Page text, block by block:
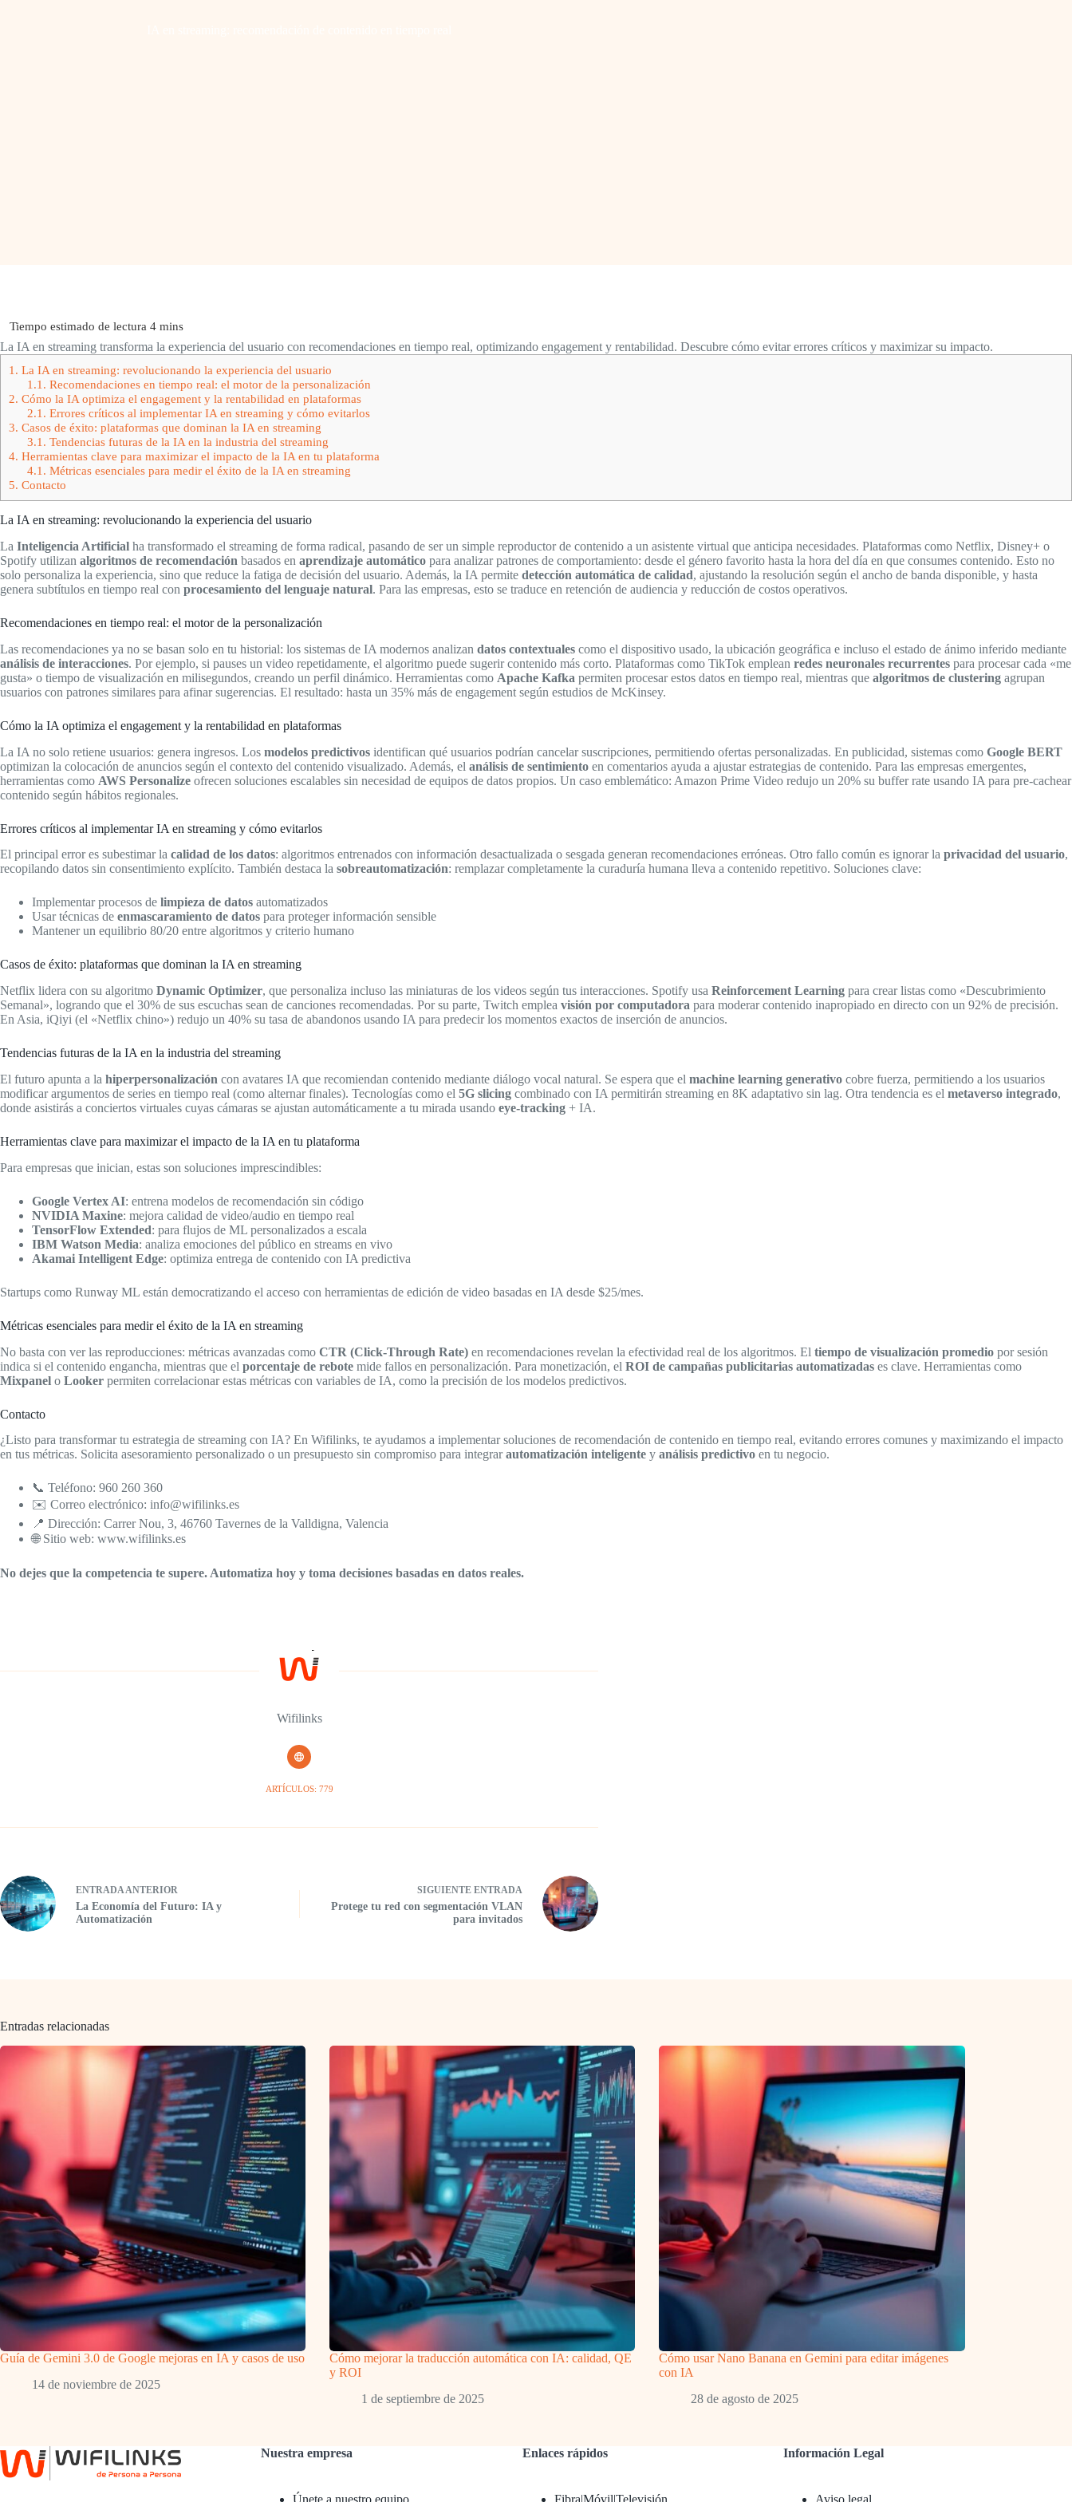
La IA en streaming transforma la experiencia del usuario con recomendaciones en tiempo real, optimizando engagement y rentabilidad. Descubre cómo evitar errores críticos y maximizar su impacto.
1. La IA en streaming: revolucionando la experiencia del usuario
1.1. Recomendaciones en tiempo real: el motor de la personalización
2. Cómo la IA optimiza el engagement y la rentabilidad en plataformas
2.1. Errores críticos al implementar IA en streaming y cómo evitarlos
3. Casos de éxito: plataformas que dominan la IA en streaming
3.1. Tendencias futuras de la IA en la industria del streaming
4. Herramientas clave para maximizar el impacto de la IA en tu plataforma
4.1. Métricas esenciales para medir el éxito de la IA en streaming
5. Contacto
La IA en streaming: revolucionando la experiencia del usuario
La Inteligencia Artificial ha transformado el streaming de forma radical, pasando de ser un simple reproductor de contenido a un asistente virtual que anticipa necesidades. Plataformas como Netflix, Disney+ o
Spotify utilizan algoritmos de recomendación basados en aprendizaje automático para analizar patrones de comportamiento: desde el género favorito hasta la hora del día en que consumes contenido. Esto no
solo personaliza la experiencia, sino que reduce la fatiga de decisión del usuario. Además, la IA permite detección automática de calidad, ajustando la resolución según el ancho de banda disponible, y hasta
genera subtítulos en tiempo real con procesamiento del lenguaje natural. Para las empresas, esto se traduce en retención de audiencia y reducción de costos operativos.
Recomendaciones en tiempo real: el motor de la personalización
Las recomendaciones ya no se basan solo en tu historial: los sistemas de IA modernos analizan datos contextuales como el dispositivo usado, la ubicación geográfica e incluso el estado de ánimo inferido mediante
análisis de interacciones. Por ejemplo, si pauses un video repetidamente, el algoritmo puede sugerir contenido más corto. Plataformas como TikTok emplean redes neuronales recurrentes para procesar cada «me
gusta» o tiempo de visualización en milisegundos, creando un perfil dinámico. Herramientas como Apache Kafka permiten procesar estos datos en tiempo real, mientras que algoritmos de clustering agrupan
usuarios con patrones similares para afinar sugerencias. El resultado: hasta un 35% más de engagement según estudios de McKinsey.
Cómo la IA optimiza el engagement y la rentabilidad en plataformas
La IA no solo retiene usuarios: genera ingresos. Los modelos predictivos identifican qué usuarios podrían cancelar suscripciones, permitiendo ofertas personalizadas. En publicidad, sistemas como Google BERT
optimizan la colocación de anuncios según el contexto del contenido visualizado. Además, el análisis de sentimiento en comentarios ayuda a ajustar estrategias de contenido. Para las empresas emergentes,
herramientas como AWS Personalize ofrecen soluciones escalables sin necesidad de equipos de datos propios. Un caso emblemático: Amazon Prime Video redujo un 20% su buffer rate usando IA para pre-cachear
contenido según hábitos regionales.
Errores críticos al implementar IA en streaming y cómo evitarlos
El principal error es subestimar la calidad de los datos: algoritmos entrenados con información desactualizada o sesgada generan recomendaciones erróneas. Otro fallo común es ignorar la privacidad del usuario,
recopilando datos sin consentimiento explícito. También destaca la sobreautomatización: remplazar completamente la curaduría humana lleva a contenido repetitivo. Soluciones clave:
Implementar procesos de limpieza de datos automatizados
Usar técnicas de enmascaramiento de datos para proteger información sensible
Mantener un equilibrio 80/20 entre algoritmos y criterio humano
Casos de éxito: plataformas que dominan la IA en streaming
Netflix lidera con su algoritmo Dynamic Optimizer, que personaliza incluso las miniaturas de los videos según tus interacciones. Spotify usa Reinforcement Learning para crear listas como «Descubrimiento
Semanal», logrando que el 30% de sus escuchas sean de canciones recomendadas. Por su parte, Twitch emplea visión por computadora para moderar contenido inapropiado en directo con un 92% de precisión.
En Asia, iQiyi (el «Netflix chino») redujo un 40% su tasa de abandonos usando IA para predecir los momentos exactos de inserción de anuncios.
Tendencias futuras de la IA en la industria del streaming
El futuro apunta a la hiperpersonalización con avatares IA que recomiendan contenido mediante diálogo vocal natural. Se espera que el machine learning generativo cobre fuerza, permitiendo a los usuarios
modificar argumentos de series en tiempo real (como alternar finales). Tecnologías como el 5G slicing combinado con IA permitirán streaming en 8K adaptativo sin lag. Otra tendencia es el metaverso integrado,
donde asistirás a conciertos virtuales cuyas cámaras se ajustan automáticamente a tu mirada usando eye-tracking + IA.
Herramientas clave para maximizar el impacto de la IA en tu plataforma
Para empresas que inician, estas son soluciones imprescindibles:
Google Vertex AI: entrena modelos de recomendación sin código
NVIDIA Maxine: mejora calidad de video/audio en tiempo real
TensorFlow Extended: para flujos de ML personalizados a escala
IBM Watson Media: analiza emociones del público en streams en vivo
Akamai Intelligent Edge: optimiza entrega de contenido con IA predictiva
Startups como Runway ML están democratizando el acceso con herramientas de edición de video basadas en IA desde $25/mes.
Métricas esenciales para medir el éxito de la IA en streaming
No basta con ver las reproducciones: métricas avanzadas como CTR (Click-Through Rate) en recomendaciones revelan la efectividad real de los algoritmos. El tiempo de visualización promedio por sesión
indica si el contenido engancha, mientras que el porcentaje de rebote mide fallos en personalización. Para monetización, el ROI de campañas publicitarias automatizadas es clave. Herramientas como
Mixpanel o Looker permiten correlacionar estas métricas con variables de IA, como la precisión de los modelos predictivos.
Contacto
¿Listo para transformar tu estrategia de streaming con IA? En Wifilinks, te ayudamos a implementar soluciones de recomendación de contenido en tiempo real, evitando errores comunes y maximizando el impacto
en tus métricas. Solicita asesoramiento personalizado o un presupuesto sin compromiso para integrarautomatización inteligente y análisis predictivo en tu negocio.
📞 Teléfono: 960 260 360
✉️ Correo electrónico: info@wifilinks.es
📍 Dirección: Carrer Nou, 3, 46760 Tavernes de la Valldigna, Valencia
🌐 Sitio web: www.wifilinks.es
No dejes que la competencia te supere. Automatiza hoy y toma decisiones basadas en datos reales.
Wifilinks
ARTÍCULOS: 779
ENTRADAANTERIOR
La Economía del Futuro: IA y
Automatización
SIGUIENTE ENTRADA
Protege tu red con segmentación VLAN
para invitados
Entradas relacionadas
Guía de Gemini 3.0 de Google mejoras en IA y casos de uso
14 de noviembre de 2025
Cómo mejorar la traducción automática con IA: calidad, QE
y ROI
1 de septiembre de 2025
Cómo usar Nano Banana en Gemini para editar imágenes
con IA
28 de agosto de 2025
Nuestra empresa Enlaces rápidos Información Legal